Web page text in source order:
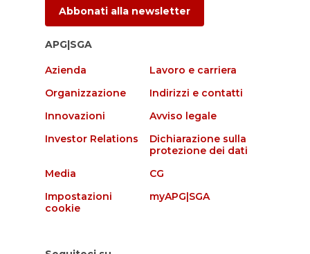
Abbonati alla newsletter
APG|SGA
Azienda
Lavoro e carriera
Organizzazione
Indirizzi e contatti
Innovazioni
Avviso legale
Investor Relations
Dichiarazione sulla
protezione dei dati
Media
CG
Impostazioni
cookie
myAPG|SGA